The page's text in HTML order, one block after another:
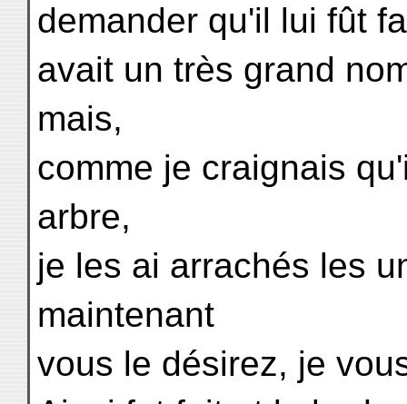
demander qu'il lui fût
avait un très grand
mais,
comme je craignais
arbre,
je les ai arrachés les
maintenant
vous le désirez, je